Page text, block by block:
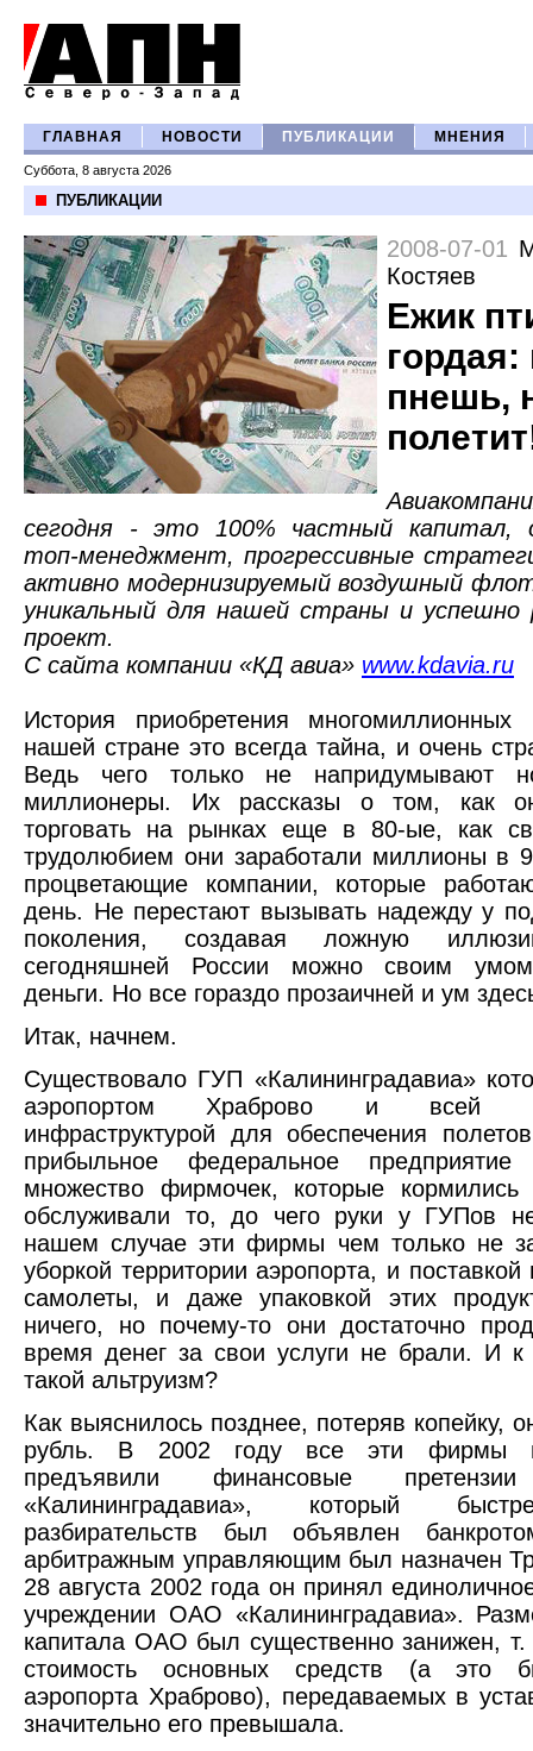
ГЛАВНАЯ НОВОСТИ ПУБЛИКАЦИИ МНЕНИЯ
Суббота, 8 августа 2026
ПУБЛИКАЦИИ
2008-07-01
Костяев
Ежик
гордая:
пнешь,
сегодня - это 100% частный капитал,
топ-менеджмент, прогрессивные
активно модернизируемый воздушный
уникальный для нашей страны и успешно
проект.
С сайта компании «КД авиа» www.kdavia.ru
История приобретения многомиллионных
нашей стране это всегда тайна, и очень
Ведь чего только не напридумывают
миллионеры. Их рассказы о том, как
торговать на рынках еще в 80-ые, как
трудолюбием они заработали миллионы в
процветающие компании, которые
день. Не перестают вызывать надежду у
поколения, создавая ложную
сегодняшней России можно своим умом
деньги. Но все гораздо прозаичней и ум
Итак, начнем.
Существовало ГУП «Калининградавиа»
аэропортом Храброво и всей
инфраструктурой для обеспечения
прибыльное федеральное
множество фирмочек, которые кормились
обслуживали то, до чего руки у ГУПов
нашем случае эти фирмы чем только не
уборкой территории аэропорта, и поставкой
самолеты, и даже упаковкой этих
ничего, но почему-то они достаточно
время денег за свои услуги не брали. И
такой альтруизм?
Как выяснилось позднее, потеряв копейку,
рубль. В 2002 году все эти фирмы
предъявили финансовые
«Калининградавиа», который
разбирательств был объявлен
арбитражным управляющим был назначен
28 августа 2002 года он принял
учреждении ОАО «Калининградавиа».
капитала ОАО был существенно занижен, т.
стоимость основных средств (а это
аэропорта Храброво), передаваемых в
значительно его превышала.